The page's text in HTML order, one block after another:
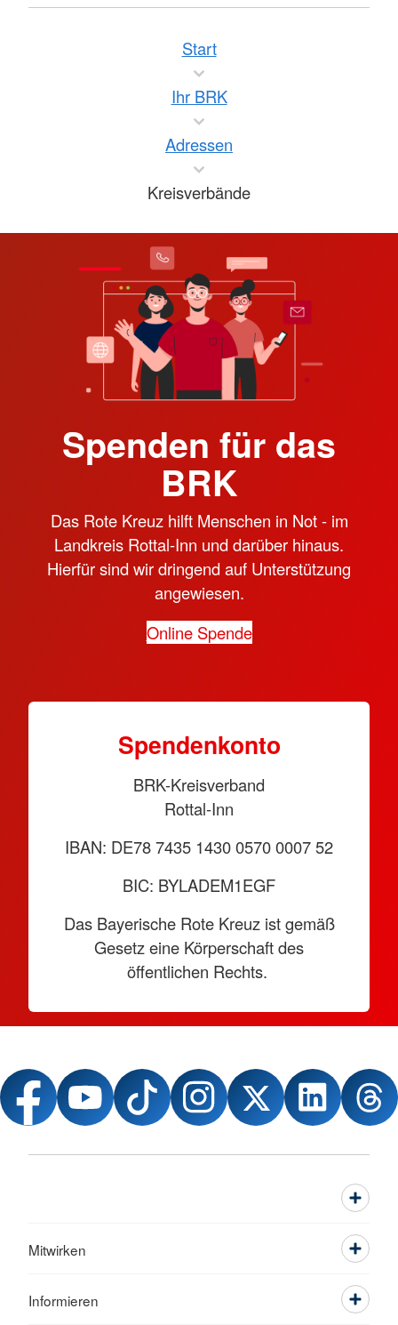
Start
Ihr BRK
Adressen
Kreisverbände
Spenden für das
BRK
Das Rote Kreuz hilft Menschen in Not - im
Landkreis Rottal-Inn und darüber hinaus.
Hierfür sind wir dringend auf Unterstützung
angewiesen.
Online Spende
Spendenkonto
BRK-Kreisverband
Rottal-Inn
IBAN: DE78 7435 1430 0570 0007 52
BIC: BYLADEM1EGF
Das Bayerische Rote Kreuz ist gemäß
Gesetz eine Körperschaft des
öffentlichen Rechts.
Mitwirken
Informieren